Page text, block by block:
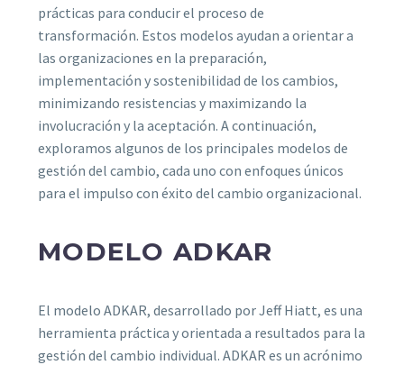
prácticas para conducir el proceso de
transformación. Estos modelos ayudan a orientar a
las organizaciones en la preparación,
implementación y sostenibilidad de los cambios,
minimizando resistencias y maximizando la
involucración y la aceptación. A continuación,
exploramos algunos de los principales modelos de
gestión del cambio, cada uno con enfoques únicos
para el impulso con éxito del cambio organizacional.
MODELO ADKAR
El modelo ADKAR, desarrollado por Jeff Hiatt, es una
herramienta práctica y orientada a resultados para la
gestión del cambio individual. ADKAR es un acrónimo